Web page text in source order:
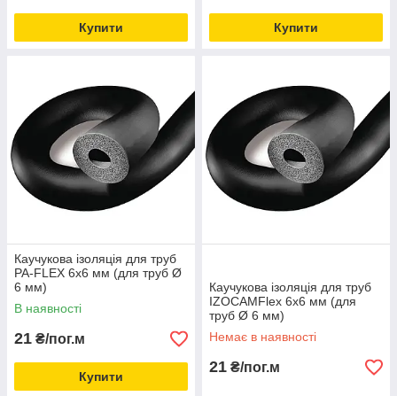
Купити Купити
Каучукова ізоляція для труб
PA-FLEX 6х6 мм (для труб Ø
6 мм)
В наявності
21 ₴/пог.м
Купити
Каучукова ізоляція для труб
IZOCAMFlex 6х6 мм (для
труб Ø 6 мм)
Немає в наявності
21 ₴/пог.м